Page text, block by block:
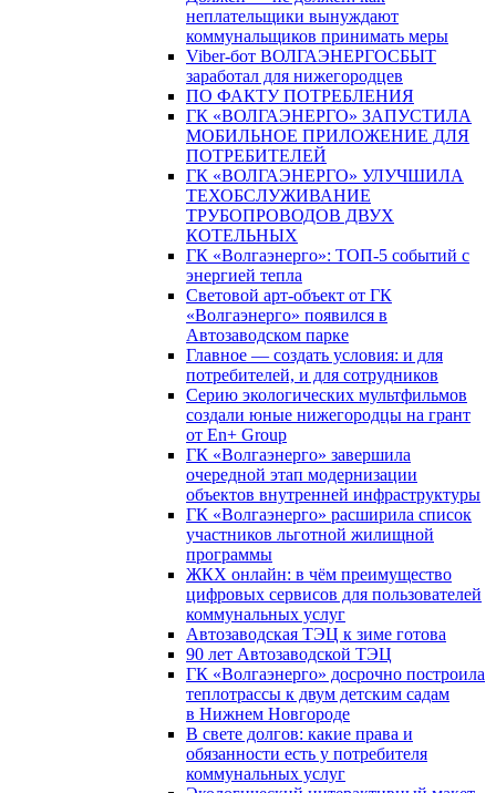
неплательщики вынуждают
коммунальщиков принимать меры
Viber-бот ВОЛГАЭНЕРГОСБЫТ
заработал для нижегородцев
ПО ФАКТУ ПОТРЕБЛЕНИЯ
ГК «ВОЛГАЭНЕРГО» ЗАПУСТИЛА
МОБИЛЬНОЕ ПРИЛОЖЕНИЕ ДЛЯ
ПОТРЕБИТЕЛЕЙ
ГК «ВОЛГАЭНЕРГО» УЛУЧШИЛА
ТЕХОБСЛУЖИВАНИЕ
ТРУБОПРОВОДОВ ДВУХ
КОТЕЛЬНЫХ
ГК «Волгаэнерго»: ТОП-5 событий с
энергией тепла
Световой арт-объект от ГК
«Волгаэнерго» появился в
Автозаводском парке
Главное — создать условия: и для
потребителей, и для сотрудников
Серию экологических мультфильмов
создали юные нижегородцы на грант
от En+ Group
ГК «Волгаэнерго» завершила
очередной этап модернизации
объектов внутренней инфраструктуры
ГК «Волгаэнерго» расширила список
участников льготной жилищной
программы
ЖКХ онлайн: в чём преимущество
цифровых сервисов для пользователей
коммунальных услуг
Автозаводская ТЭЦ к зиме готова
90 лет Автозаводской ТЭЦ
ГК «Волгаэнерго» досрочно построила
теплотрассы к двум детским садам
в Нижнем Новгороде
В свете долгов: какие права и
обязанности есть у потребителя
коммунальных услуг